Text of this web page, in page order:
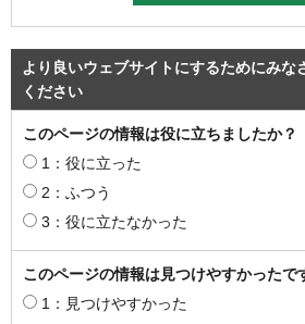
より良いウェブサイトにするためにみな
ください
このページの情報は役に立ちましたか？
1：役に立った
2：ふつう
3：役に立たなかった
このページの情報は見つけやすかったで
1：見つけやすかった